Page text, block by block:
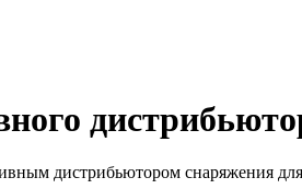
дистрибьютором снаряжения